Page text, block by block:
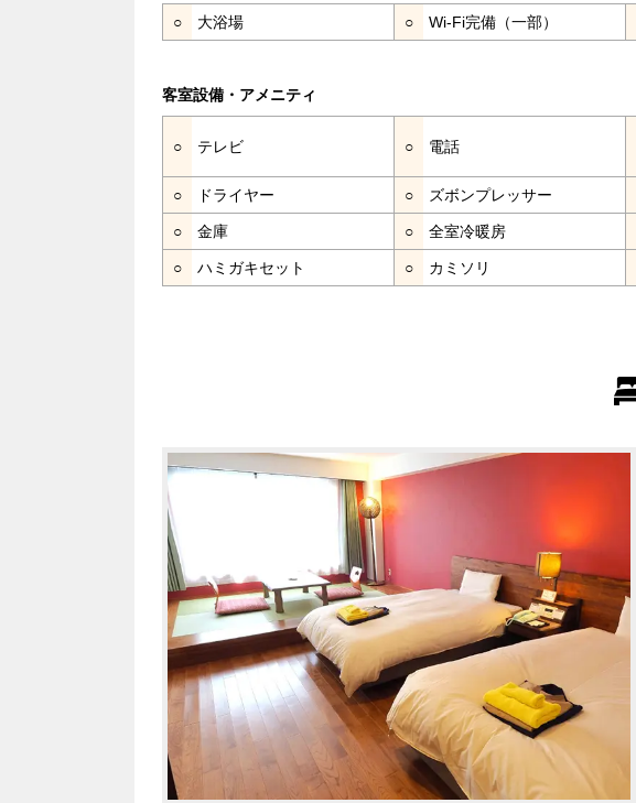
○ 大浴場 ○ Wi-Fi完備（一部）
客室設備・アメニティ
○ テレビ ○ 電話
○ ドライヤー ○ ズボンプレッサー
○ 金庫 ○ 全室冷暖房
○ ハミガキセット ○ カミソリ